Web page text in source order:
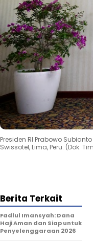
Presiden RI Prabowo
Swissotel, Lima, Peru. (Dok.
Berita Terkait
Fadlul Imansyah: Dana
Haji Aman dan Siap untuk
Penyelenggaraan 2026